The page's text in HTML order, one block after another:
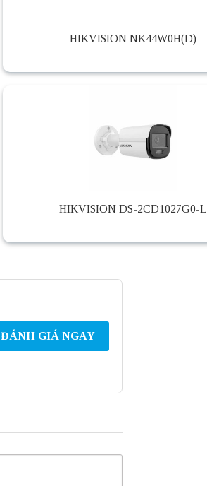
HIKVISION NK44W0H(D)
HIKVISION DS-2CD1027G0-L
ĐÁNH GIÁ NGAY